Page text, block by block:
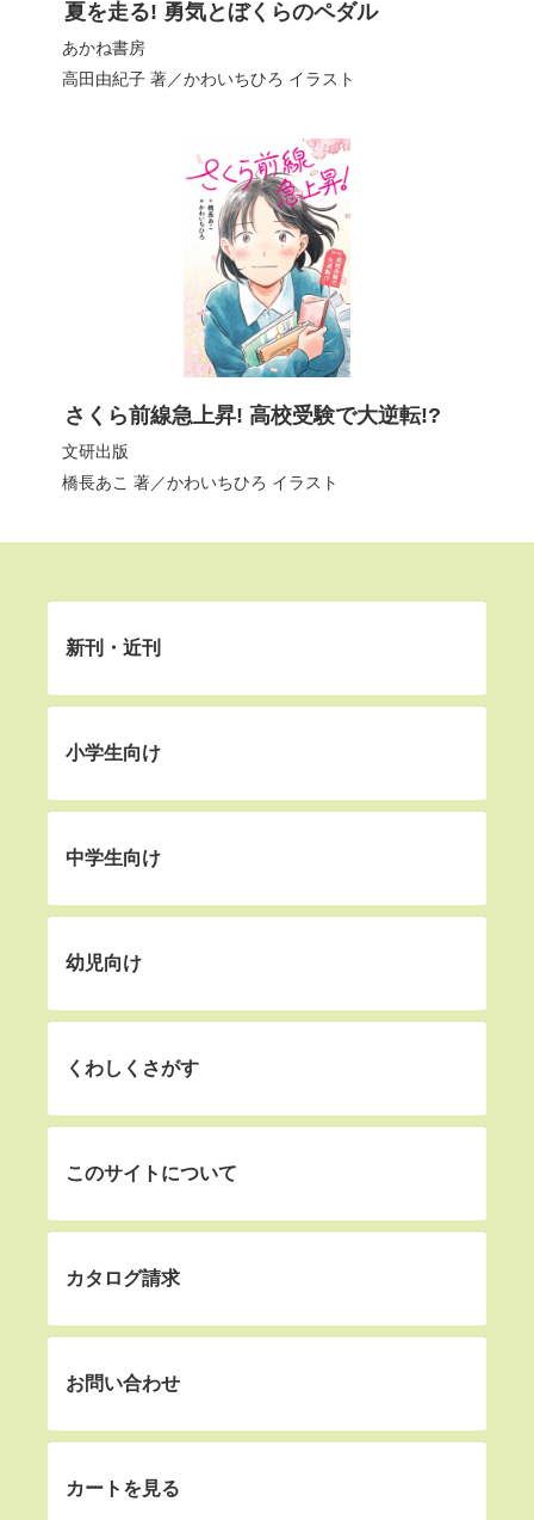
夏を走る! 勇気とぼくらのペダル
あかね書房
高田由紀子著／かわいちひろ イラスト
さくら前線急上昇! 高校受験で大逆転!?
文研出版
橋長あこ 著／かわいちひろ イラスト
新刊・近刊
小学生向け
中学生向け
幼児向け
くわしくさがす
このサイトについて
カタログ請求
お問い合わせ
カートを見る